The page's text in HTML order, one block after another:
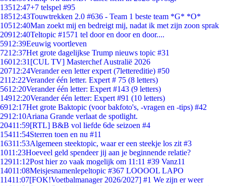
13512:47+7 telspel #95
18512:43Touwtrekken 2.0 #636 - Team 1 beste team *G* *O*
10512:40Man zoekt mij en bedreigt mij, nadat ik met zijn zoon sprak
20912:40Teltopic #1571 tel door en door en door....
5912:39Eeuwig voortleven
7212:37Het grote dagelijkse Trump nieuws topic #31
16012:31 [CUL TV] Masterchef Australië 2026
20712:24Verander een letter expert (7lettereditie) #50
2112:22Verander één letter. Expert # 75 (8 letters)
5612:20Verander één letter: Expert #143 (9 letters)
14912:20Verander één letter: Expert #91 (10 letters)
6912:17Het grote Baktopic (voor bakfoto's, -vragen en -tips) #42
2912:10Ariana Grande verlaat de spotlight.
20411:59[RTL] B&B vol liefde 6de seizoen #4
15411:54Sterren toen en nu #11
16311:53Algemeen steektopic, waar er een steekje los zit #3
1011:23Hoeveel geld spendeer jij aan je beginnende relatie?
12911:12Post hier zo vaak mogelijk om 11:11 #39 Vanz11
14011:08Meisjesnamenlepeltopic #367 LOOOOL LAPO
11411:07[FOK!Voetbalmanager 2026/2027] #1 We zijn er weer